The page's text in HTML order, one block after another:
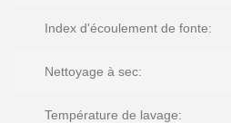
Index d'écoulement de fonte:
Nettoyage à sec:
Température de lavage: